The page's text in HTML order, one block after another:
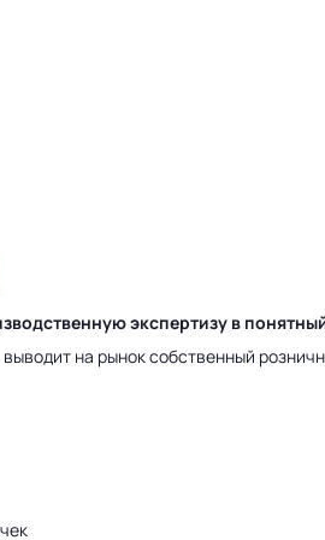
экспертизу в
на рынок собственный